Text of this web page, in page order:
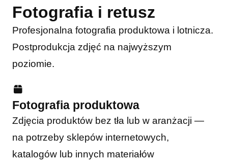
Fotografia i retusz
Profesjonalna fotografia produktowa i lotnicza.
Postprodukcja zdjęć na najwyższym
poziomie.
Fotografia produktowa
Zdjęcia produktów bez tła lub w aranżacji —
na potrzeby sklepów internetowych,
katalogów lub innych materiałów